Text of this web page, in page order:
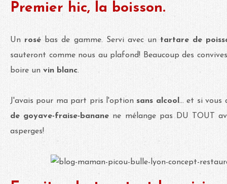
Premier hic, la boisson.
Un rosébas de gamme. Servi avec untartare de
sauteront comme nous au plafond! Beaucoup des
boire un vin blanc.
J'avais pour ma part pris l'option sans alcool ... et si vous
de goyave-fraise-banane ne mélange pas DU TOUT
asperges!